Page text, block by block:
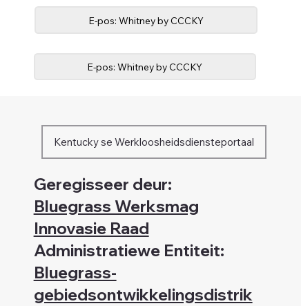
E-pos: Whitney by CCCKY
E-pos: Whitney by CCCKY
Kentucky se Werkloosheidsdiensteportaal
Geregisseer deur:
Bluegrass Werksmag
Innovasie Raad
Administratiewe Entiteit:
Bluegrass-
gebiedsontwikkelingsdistrik